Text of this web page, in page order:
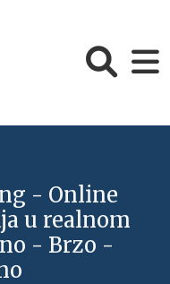
- Online
u realnom
- Brzo -